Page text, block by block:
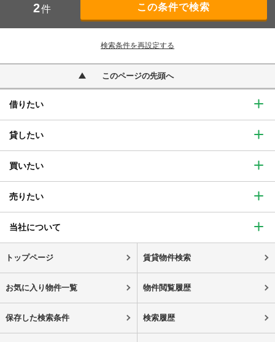
2件
検索条件を再設定する
このページの先頭へ
借りたい
貸したい
買いたい
売りたい
当社について
トップページ 賃貸物件検索
お気に入り物件一覧 物件閲覧履歴
保存した検索条件 検索履歴